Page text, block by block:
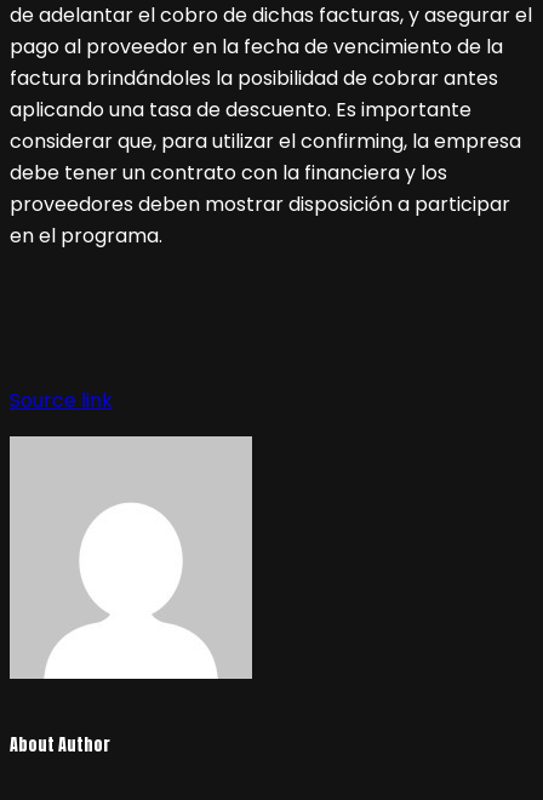
de adelantar el cobro de dichas facturas, y asegurar el
pago al proveedor en la fecha de vencimiento de la
factura brindándoles la posibilidad de cobrar antes
aplicando una tasa de descuento. Es importante
considerar que, para utilizar el confirming, la empresa
debe tener un contrato con la financiera y los
proveedores deben mostrar disposición a participar
en el programa.
de
entradas
Source link
About Author